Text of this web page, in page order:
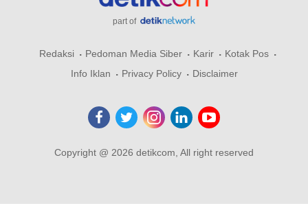
part of
Redaksi Pedoman Media Siber Karir
Kotak Pos
Info Iklan
Privacy Policy Disclaimer
Copyright @ 2026 detikcom, All right reserved